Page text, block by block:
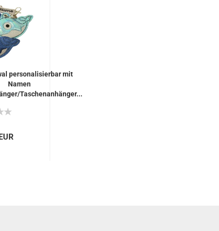
personalisierbar mit
Namen
Taschenanhänger...